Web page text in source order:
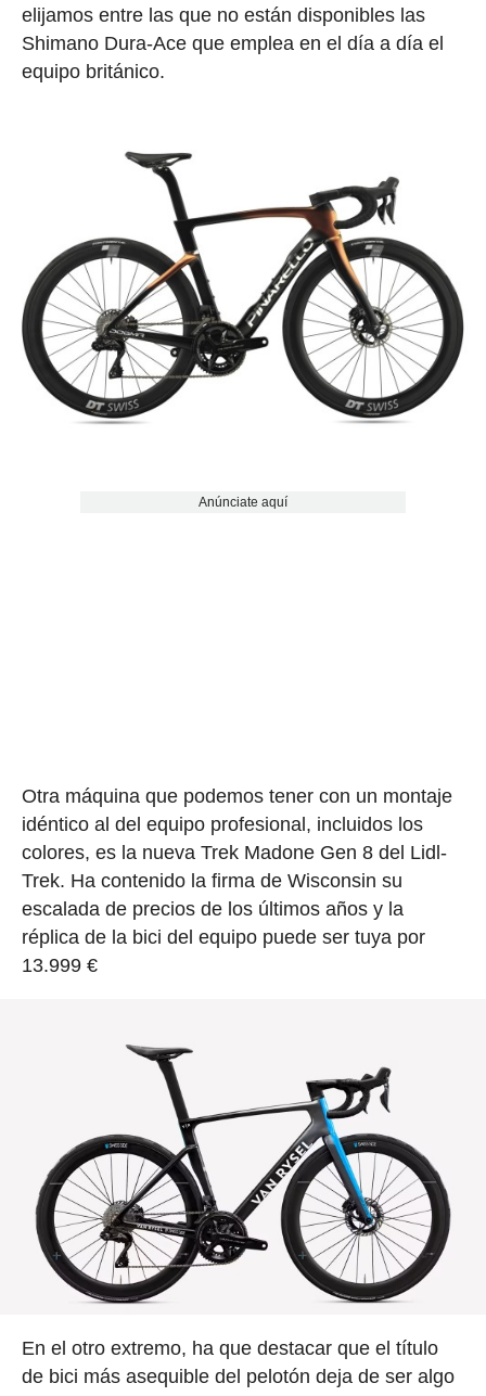
elijamos entre las que no están disponibles las
Shimano Dura-Ace que emplea en el día a día el
equipo británico.
Anúnciate aquí
Otra máquina que podemos tener con un montaje
idéntico al del equipo profesional, incluidos los
colores, es la nueva Trek Madone Gen 8 del Lidl-
Trek. Ha contenido la firma de Wisconsin su
escalada de precios de los últimos años y la
réplica de la bici del equipo puede ser tuya por
13.999 €
En el otro extremo, ha que destacar que el título
de bici más asequible del pelotón deja de ser algo